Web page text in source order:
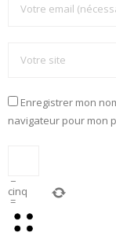
Enregistrer mon
navigateur pour mon
−
cinq
=